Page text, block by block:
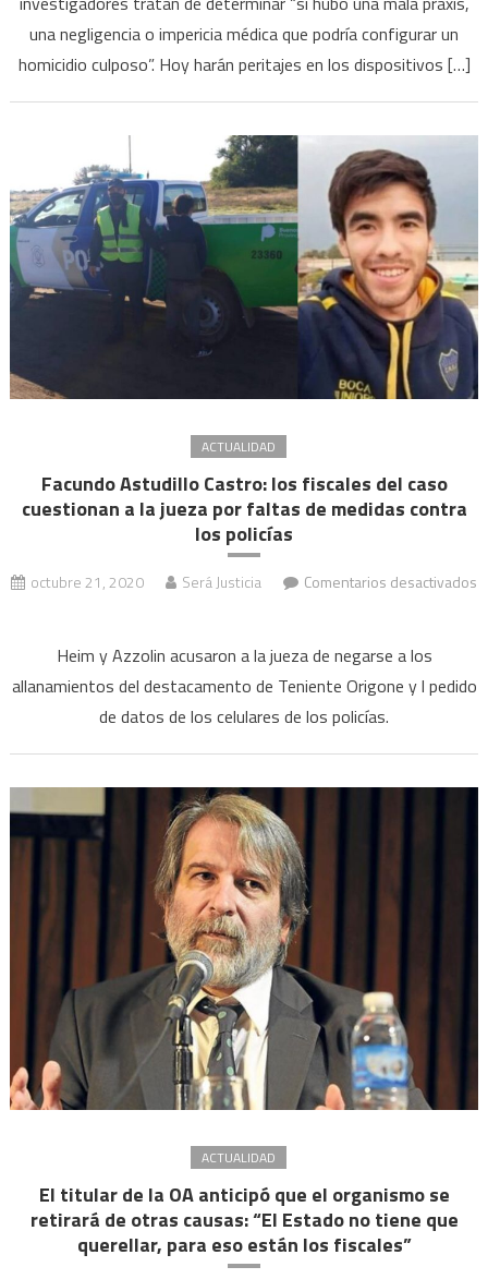
dudan
de
médica
recibía
una negligencia o impericia médica que podría configurar un
homicidio culposo”. Hoy harán peritajes en los dispositivos […]
ACTUALIDAD
Facundo Astudillo Castro: los fiscales del caso
cuestionan a la jueza por faltas de medidas contra
los policías
octubre 21, 2020 Será Justicia
Comentarios desactivados
Astudillo
Castro:
los
caso
cuestionan
a
la
jueza
por
faltas
de
medidas
contra
los
policías
Heim y Azzolin acusaron a la jueza de negarse a los
allanamientos del destacamento de Teniente Origone y l pedido
de datos de los celulares de los policías.
ACTUALIDAD
El titular de la OA anticipó que el organismo se
retirará de otras causas: “El Estado no tiene que
querellar, para eso están los fiscales”